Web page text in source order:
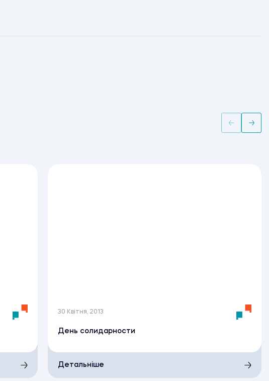
30 Квітня, 2013
День солидарности
Детальніше